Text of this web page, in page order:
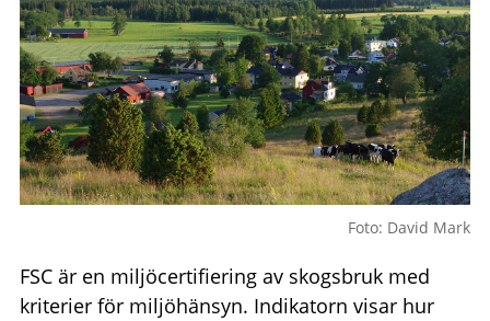
Foto: David Mark
FSC är en miljöcertifiering av skogsbruk med
kriterier för miljöhänsyn. Indikatorn visar hur